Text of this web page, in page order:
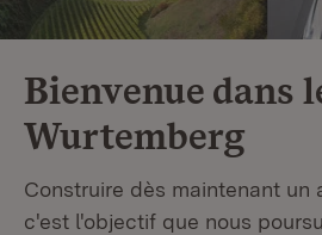
Bienvenue dans
Wurtemberg
Construire dès maintenant un
c'est l'objectif que nous